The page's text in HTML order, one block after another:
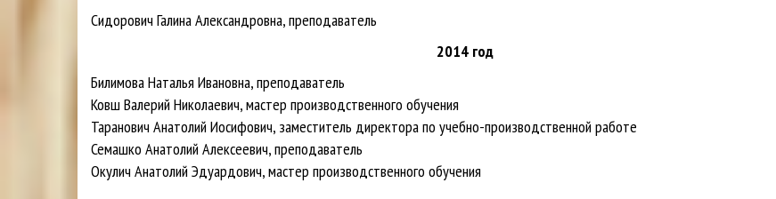
Сидорович Галина Александровна, преподаватель
2014 год
Билимова Наталья Ивановна, преподаватель
Ковш Валерий Николаевич, мастер производственного обучения
Таранович Анатолий Иосифович, заместитель директора по учебно-производственной работе
Семашко Анатолий Алексеевич, преподаватель
Окулич Анатолий Эдуардович, мастер производственного обучения